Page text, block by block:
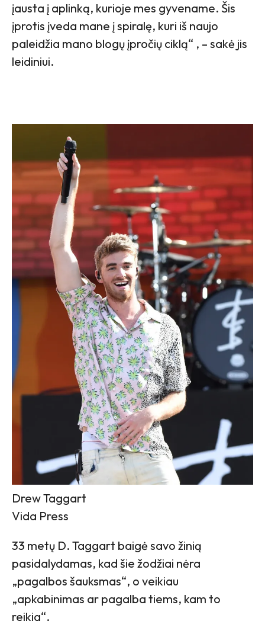
įausta į aplinką, kurioje mes gyvename. Šis
įprotis įveda mane į spiralę, kuri iš naujo
paleidžia mano blogų įpročių ciklą“ , – sakė jis
leidiniui.
Drew Taggart
Vida Press
33 metų D. Taggart baigė savo žinią
pasidalydamas, kad šie žodžiai nėra
„pagalbos šauksmas“, o veikiau
„apkabinimas ar pagalba tiems, kam to
reikia“.